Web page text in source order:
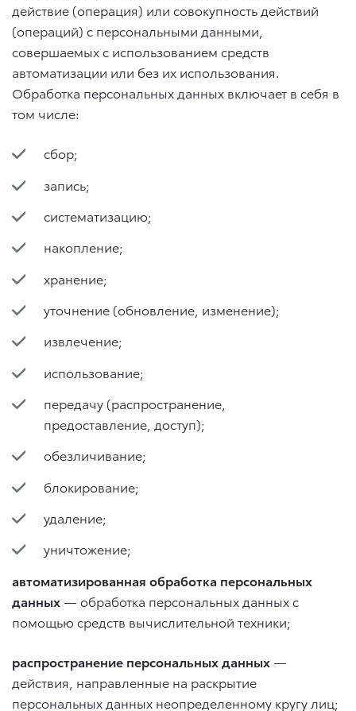
действие (операция) или совокупность действий
(операций) с персональными данными,
совершаемых с использованием средств
автоматизации или без их использования.
Обработка персональных данных включает в себя в
том числе:
сбор;
запись;
систематизацию;
накопление;
хранение;
уточнение (обновление, изменение);
извлечение;
использование;
передачу (распространение,
предоставление, доступ);
обезличивание;
блокирование;
удаление;
уничтожение;
автоматизированная обработка персональных
данных— обработка персональных данных с
помощью средств вычислительной техники;
распространение персональных данных—
действия, направленные на раскрытие
персональных данных неопределенному кругу лиц;